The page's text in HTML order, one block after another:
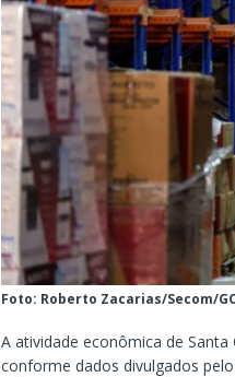
Foto: Roberto Zacarias/Secom/
A atividade econômica de
conforme dados divulgados